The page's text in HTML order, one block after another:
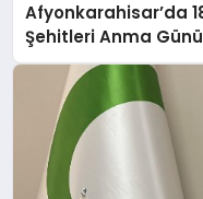
Afyonkarahisar’da
Şehitleri Anma